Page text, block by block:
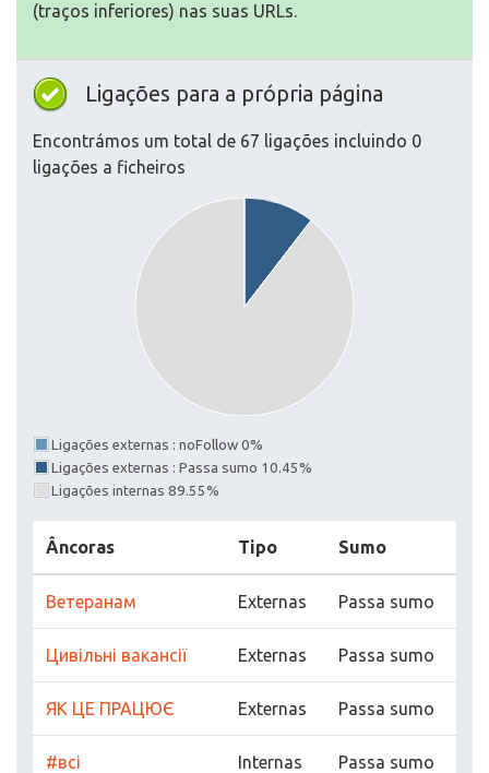
(traços inferiores) nas suas URLs.
Ligações para a própria página
Encontrámos um total de 67 ligações incluindo 0
ligações a ficheiros
Ligações externas : noFollow 0%
Ligações externas : Passa sumo 10.45%
Ligações internas 89.55%
Âncoras Tipo Sumo
Ветеранам Externas Passa sumo
Цивільні вакансії Externas Passa sumo
ЯК ЦЕ ПРАЦЮЄ Externas Passa sumo
#всі Internas Passa sumo